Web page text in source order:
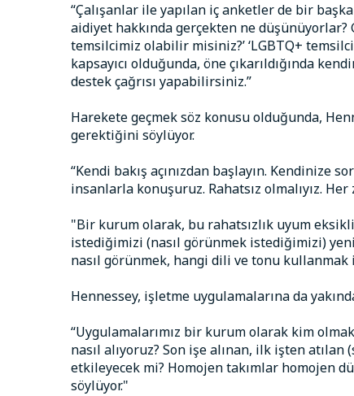
“Çalışanlar ile yapılan iç anketler de bir
aidiyet hakkında gerçekten ne
temsilcimiz olabilir misiniz?’ ‘LGBTQ+
kapsayıcı olduğunda, öne çıkarıldığında
destek çağrısı yapabilirsiniz.”
Harekete geçmek söz konusu olduğunda,
gerektiğini söylüyor.
“Kendi bakış açınızdan başlayın. Kendinize
insanlarla konuşuruz. Rahatsız olmalıyız.
"Bir kurum olarak, bu rahatsızlık uyum
istediğimizi (nasıl görünmek istediğimizi)
nasıl görünmek, hangi dili ve tonu kullanmak
Hennessey, işletme uygulamalarına da
“Uygulamalarımız bir kurum olarak kim
nasıl alıyoruz? Son işe alınan, ilk işten
etkileyecek mi? Homojen takımlar homojen
söylüyor."